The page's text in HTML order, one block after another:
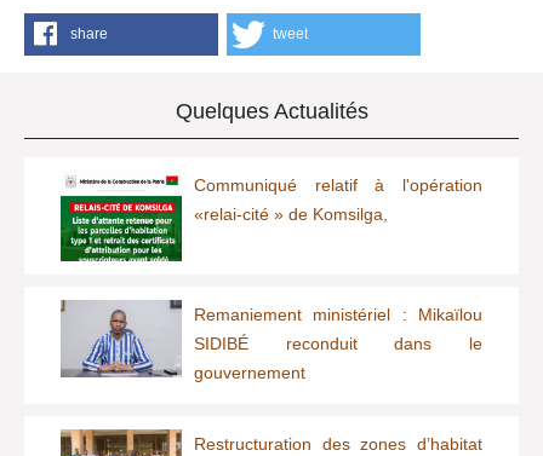
share tweet
Quelques Actualités
Communiqué relatif à l'opération
«relai-cité » de Komsilga,
Remaniement ministériel : Mikaïlou
SIDIBÉ reconduit dans le
gouvernement
Restructuration des zones d’habitat